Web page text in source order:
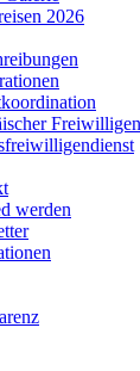
2026
werden